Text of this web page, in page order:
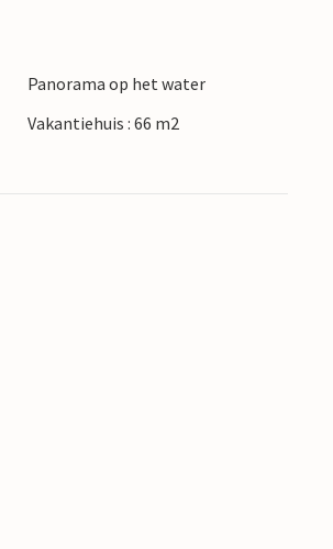
Met
5 pk boot huren en de
Panorama op het water
Vakantiehuis : 66 m2